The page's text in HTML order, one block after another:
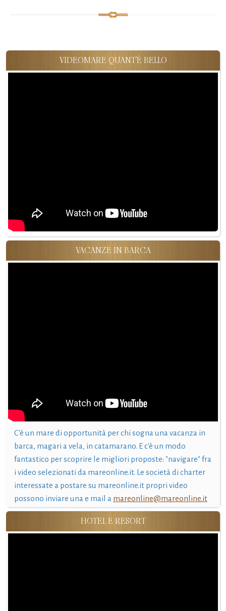
VIDEOMARE QUANT'È BELLO
VACANZE IN BARCA
C'è un mare di opportunità per chi sogna una vacanza in
barca, magari a vela, in catamarano. E c'è un modo
fantastico per scoprire le migliori proposte: "navigare" fra
i video selezionati da mareonline.it. Le società di charter
interessate a postare su mareonline.it propri video
possono inviare una e mail a mareonline@mareonline.it
HOTEL E RESORT